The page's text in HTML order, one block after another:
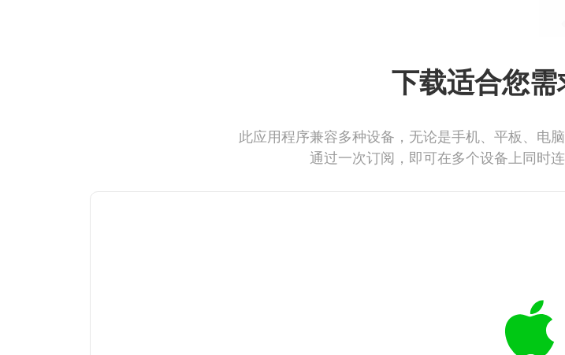
下载适合您
此应用程序兼容多种设备，无论是手机、平板、电
通过一次订阅，即可在多个设备上同时